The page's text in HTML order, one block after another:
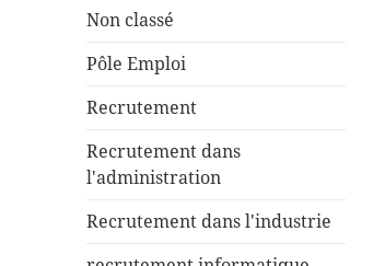
Non classé
Pôle Emploi
Recrutement
Recrutement dans
l'administration
Recrutement dans l'industrie